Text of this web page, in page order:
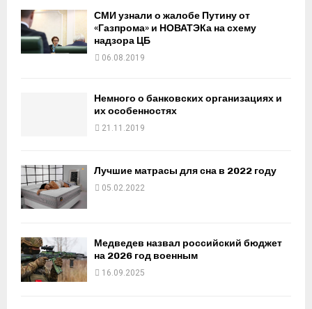
СМИ узнали о жалобе Путину от
«Газпрома» и НОВАТЭКа на схему
надзора ЦБ
06.08.2019
Немного о банковских организациях и
их особенностях
21.11.2019
Лучшие матрасы для сна в 2022 году
05.02.2022
Медведев назвал российский бюджет
на 2026 год военным
16.09.2025